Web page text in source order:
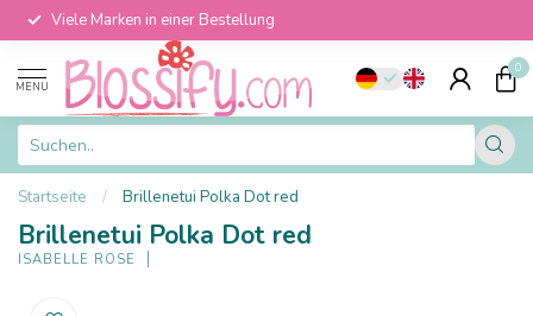
Viele Marken in einer Bestellung
MENU
0
Startseite / Brillenetui Polka Dot red
Brillenetui Polka Dot red
ISABELLE ROSE